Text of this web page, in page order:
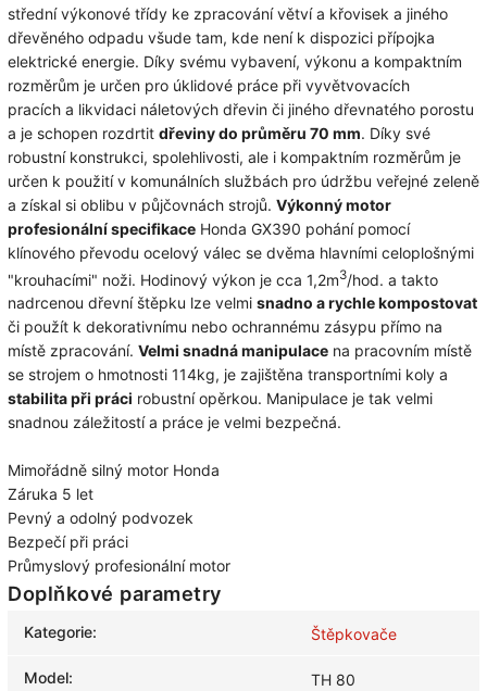
střední výkonové třídy ke zpracování větví a křovisek a jiného
dřevěného odpadu všude tam, kde není k dispozici přípojka
elektrické energie. Díky svému vybavení, výkonu a kompaktním
rozměrům je určen pro úklidové práce při vyvětvovacích
pracích a likvidaci náletových dřevin či jiného dřevnatého porostu
a je schopen rozdrtit dřeviny do průměru 70 mm. Díky své
robustní konstrukci, spolehlivosti, ale i kompaktním rozměrům je
určen k použití v komunálních službách pro údržbu veřejné zeleně
a získal si oblibu v půjčovnách strojů. Výkonný motor
profesionální specifikace Honda GX390 pohání pomocí
klínového převodu ocelový válec se dvěma hlavními celoplošnými
"krouhacími" noži. Hodinový výkon je cca 1,2m3/hod. a takto
nadrcenou dřevní štěpku lze velmi snadno a rychle kompostovat
či použít k dekorativnímu nebo ochrannému zásypu přímo na
místě zpracování. Velmi snadná manipulace na pracovním místě
se strojem o hmotnosti 114kg, je zajištěna transportními koly a
stabilita při práci robustní opěrkou. Manipulace je tak velmi
snadnou záležitostí a práce je velmi bezpečná.
Mimořádně silný motor Honda
Záruka 5 let
Pevný a odolný podvozek
Bezpečí při práci
Průmyslový profesionální motor
Doplňkové parametry
Kategorie: Štěpkovače
Model: TH 80